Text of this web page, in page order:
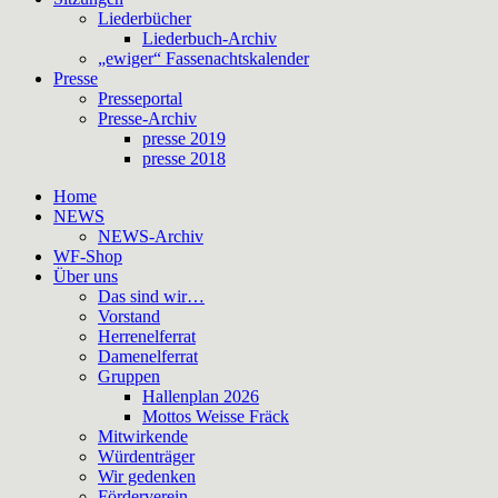
Liederbücher
Liederbuch-Archiv
„ewiger“ Fassenachtskalender
Presse
Presseportal
Presse-Archiv
presse 2019
presse 2018
Home
NEWS
NEWS-Archiv
WF-Shop
Über uns
Das sind wir…
Vorstand
Herrenelferrat
Damenelferrat
Gruppen
Hallenplan 2026
Mottos Weisse Fräck
Mitwirkende
Würdenträger
Wir gedenken